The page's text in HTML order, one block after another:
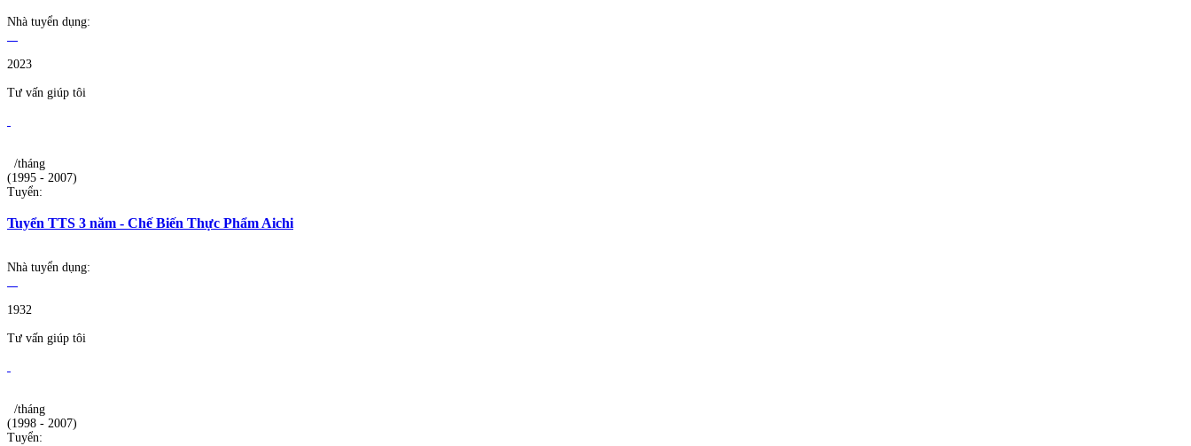
Nhà tuyển dụng:
2023
Tư vấn giúp tôi
/tháng
(1995 - 2007)
Tuyển:
Tuyển TTS 3 năm - Chế Biến Thực Phẩm Aichi
Nhà tuyển dụng:
1932
Tư vấn giúp tôi
/tháng
(1998 - 2007)
Tuyển: